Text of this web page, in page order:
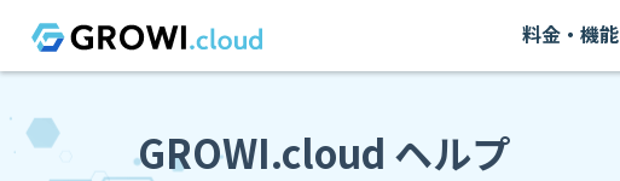
料金・機能
GROWI.cloud ヘルプ